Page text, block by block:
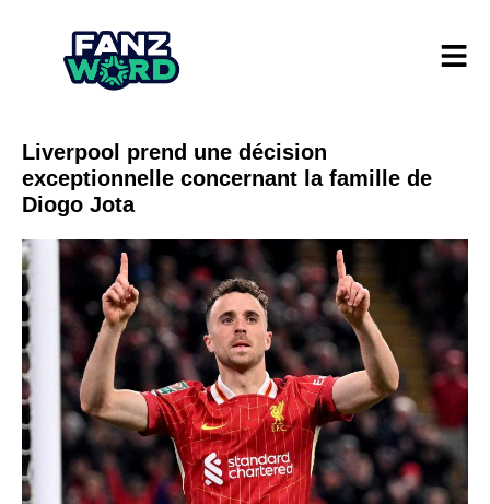
Liverpool prend une décision
exceptionnelle concernant la famille de
Diogo Jota